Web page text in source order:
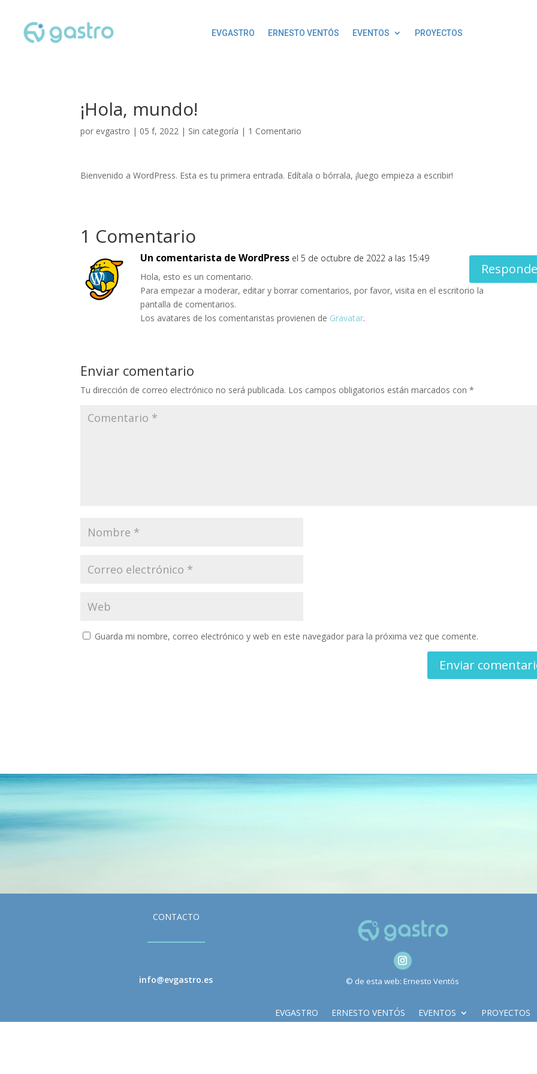
EVGASTRO ERNESTO VENTÓS EVENTOS PROYECTOS
¡Hola, mundo!
por evgastro | 05 f, 2022 | Sin categoría | 1 Comentario
Bienvenido a WordPress. Esta es tu primera entrada. Edítala o bórrala, ¡luego empieza a escribir!
1 Comentario
Un comentarista de WordPress el 5 de octubre de 2022 a las 15:49
Hola, esto es un comentario.
Para empezar a moderar, editar y borrar comentarios, por favor, visita en el escritorio la
pantalla de comentarios.
Los avatares de los comentaristas provienen de Gravatar.
Enviar comentario
Tu dirección de correo electrónico no será publicada. Los campos obligatorios están marcados con*
Guarda mi nombre, correo electrónico y web en este navegador para la próxima vez que comente.
CONTACTO
info@evgastro.es © de esta web: Ernesto Ventós
EVGASTRO ERNESTO VENTÓS EVENTOS PROYECTOS